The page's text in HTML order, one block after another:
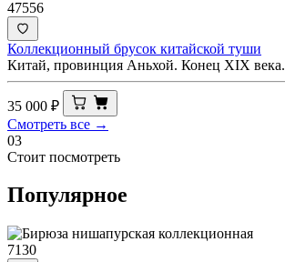
47556
Коллекционный брусок китайской туши
Китай, провинция Аньхой. Конец XIX века.
35 000 ₽
Смотреть все →
03
Стоит посмотреть
Популярное
7130